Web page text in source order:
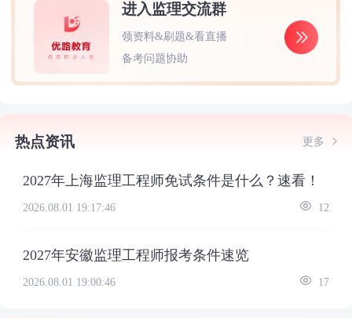
进入监理交流群
领资料&刷题&看直播
备考问题协助
热点资讯 更多
2027年上海监理工程师免试条件是什么？速看！
2026.08.01 19:17:46 12
2027年安徽监理工程师报考条件速览
2026.08.01 19:00:46 17